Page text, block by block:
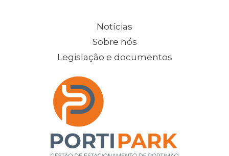
Notícias
Sobre nós
Legislação e documentos